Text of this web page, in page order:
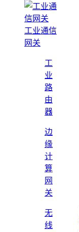
工业通信
网关
工
业
路
由
器
边
缘
计
算
网
关
无
线